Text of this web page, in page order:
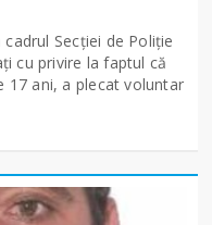
Secției de Poliție
cu privire la faptul că
17 ani, a plecat voluntar